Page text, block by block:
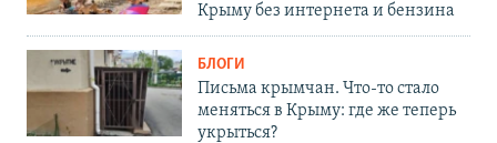
Крыму без интернета и бензина
БЛОГИ
Письма крымчан. Что-то стало
меняться в Крыму: где же теперь
укрыться?